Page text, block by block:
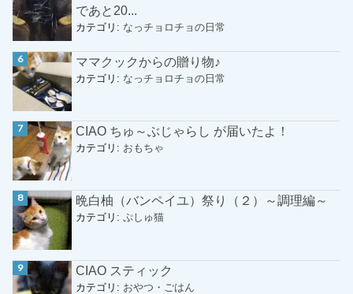
であと20...
カテゴリ: なっチョロチョの日常
ママクックからの贈り物♪
カテゴリ: なっチョロチョの日常
CIAO ちゅ～ぶじゃらし が届いたよ！
カテゴリ: おもちゃ
晩白柚（バンペイユ）祭り（２）～調理編～
カテゴリ:ぷしゅ猫
CIAO スティック
カテゴリ: おやつ・ごはん